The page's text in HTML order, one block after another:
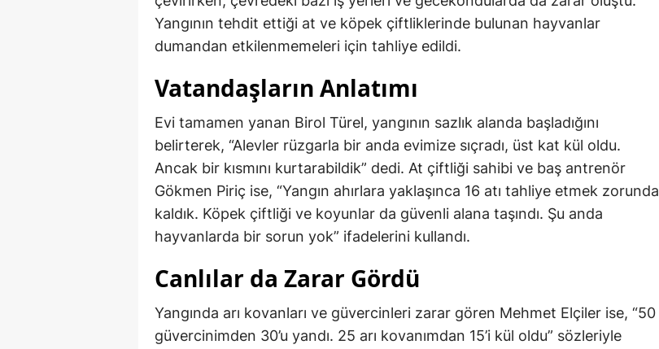
Yangının tehdit ettiği at ve köpek çiftliklerinde bulunan hayvanlar
dumandan etkilenmemeleri için tahliye edildi.
Vatandaşların Anlatımı
Evi tamamen yanan Birol Türel, yangının sazlık alanda başladığını
belirterek, “Alevler rüzgarla bir anda evimize sıçradı, üst kat kül oldu.
Ancak bir kısmını kurtarabildik” dedi. At çiftliği sahibi ve baş antrenör
Gökmen Piriç ise, “Yangın ahırlara yaklaşınca 16 atı tahliye etmek zorunda
kaldık. Köpek çiftliği ve koyunlar da güvenli alana taşındı. Şu anda
hayvanlarda bir sorun yok” ifadelerini kullandı.
Canlılar da Zarar Gördü
Yangında arı kovanları ve güvercinleri zarar gören Mehmet Elçiler ise, “50
güvercinimden 30’u yandı. 25 arı kovanımdan 15’i kül oldu” sözleriyle